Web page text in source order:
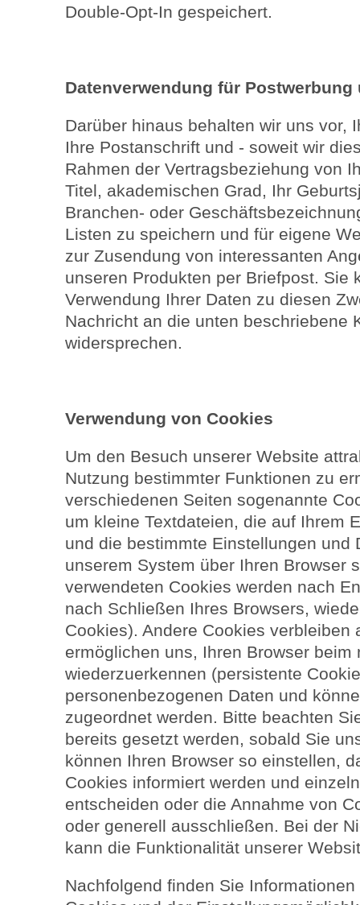
Double-Opt-In gespeichert.
Datenverwendung für
Darüber hinaus behalten wir uns vor,
Ihre Postanschrift und - soweit wir
Rahmen der Vertragsbeziehung von
Titel, akademischen Grad, Ihr
Branchen- oder
Listen zu speichern und für eigene
zur Zusendung von interessanten
unseren Produkten per Briefpost. Sie
Verwendung Ihrer Daten zu diesen
Nachricht an die unten beschriebene
widersprechen.
Verwendung von Cookies
Um den Besuch unserer Website
Nutzung bestimmter Funktionen zu
verschiedenen Seiten sogenannte
um kleine Textdateien, die auf Ihrem
und die bestimmte Einstellungen und
unserem System über Ihren Browser
verwendeten Cookies werden nach
nach Schließen Ihres Browsers,
Cookies). Andere Cookies verbleiben
ermöglichen uns, Ihren Browser beim
wiederzuerkennen (persistente
personenbezogenen Daten und
zugeordnet werden. Bitte beachten
bereits gesetzt werden, sobald Sie
können Ihren Browser so einstellen,
Cookies informiert werden und
entscheiden oder die Annahme von
oder generell ausschließen. Bei der
kann die Funktionalität unserer
Nachfolgend finden Sie